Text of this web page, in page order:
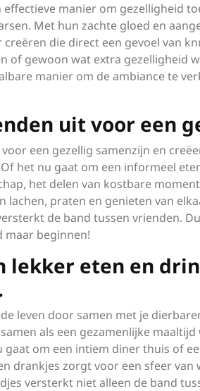
effectieve manier om gezelligheid
Met hun zachte gloed en
die direct een gevoel van
of gewoon wat extra gezelligheid
manier om de ambiance te
uit voor een
een gezellig samenzijn en
het nu gaat om een informeel
het delen van kostbare
lachen, praten en genieten van
de band tussen vrienden.
maar beginnen!
lekker eten en
leven door samen met je
als een gezamenlijke
gaat om een intiem diner thuis of
drankjes zorgt voor een sfeer
versterkt niet alleen de band